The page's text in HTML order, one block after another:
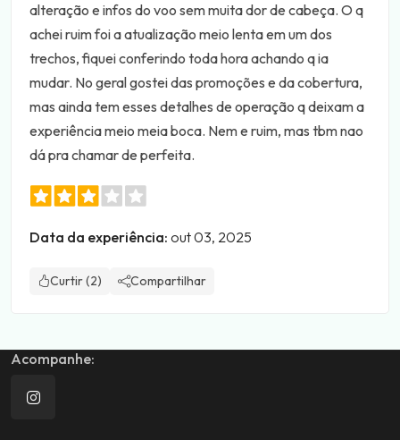
alteração e infos do voo sem muita dor de cabeça. O q
achei ruim foi a atualização meio lenta em um dos
trechos, fiquei conferindo toda hora achando q ia
mudar. No geral gostei das promoções e da cobertura,
mas ainda tem esses detalhes de operação q deixam a
experiência meio meia boca. Nem e ruim, mas tbm nao
dá pra chamar de perfeita.
Data da experiência: out 03, 2025
Curtir (2) Compartilhar
Acompanhe: